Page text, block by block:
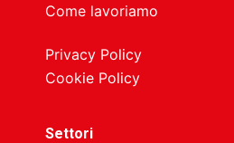
Come lavoriamo
Privacy Policy
Cookie Policy
Settori